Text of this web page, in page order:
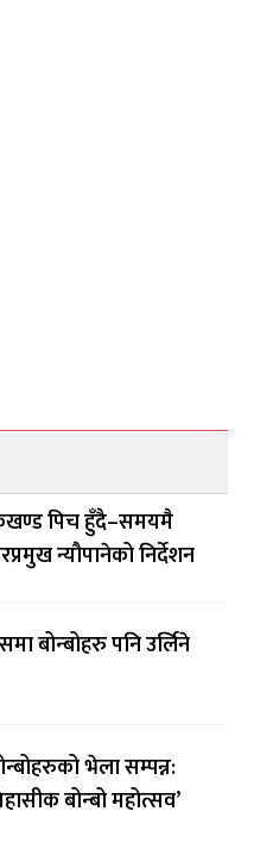
पिच हुँदै–समयमै
न्यौपानेको निर्देशन
बोन्बोहरु पनि उर्लिने
भेला सम्पन्न:
बोन्बो महोत्सव’